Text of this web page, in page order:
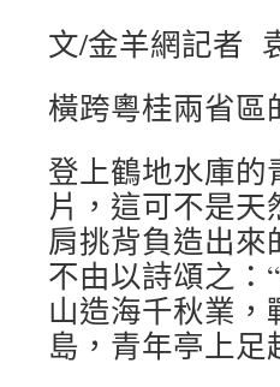
文/金羊網記者
橫跨粵桂兩省區
登上鶴地水庫
片，這可不是
肩挑背負造出
不由以詩頌之：
山造海千秋業
島，青年亭上足